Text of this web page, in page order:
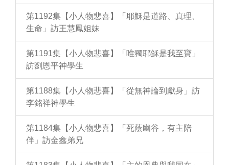
第1192集【小人物悲喜】「耶穌是道路、真理、
生命」訪王慧鳳姐妹
第1191集【小人物悲喜】「唯獨耶穌是我至寶」
訪劉恩平神學生
第1188集【小人物悲喜】「從無神論到獻身」訪
李銘祥神學生
第1184集【小人物悲喜】「死蔭幽谷，有主陪
伴」訪金鑫弟兄